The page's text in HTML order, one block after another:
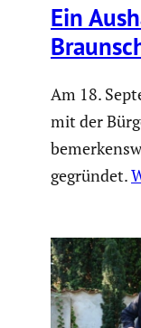
Ein
Am 18.
mit der
gegründet.